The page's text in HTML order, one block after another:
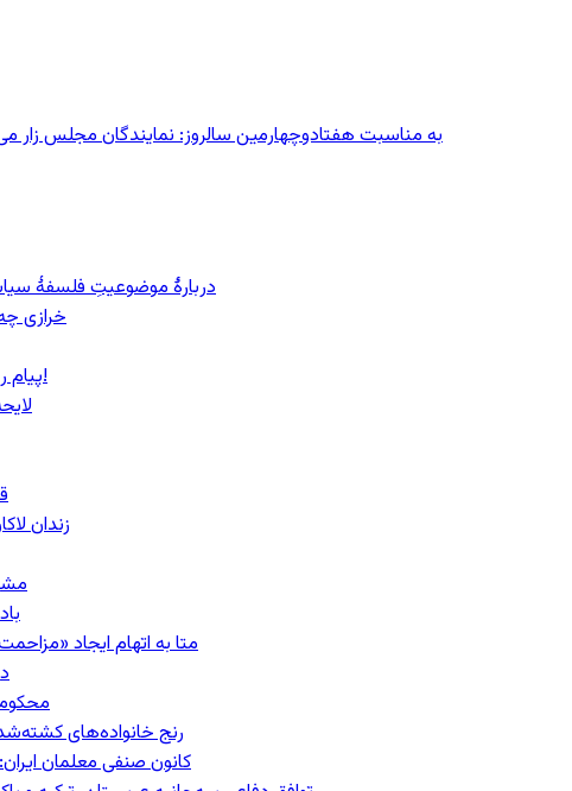
به مناسبت هفتادوچهارمین سالروز: نمایندگان مجلس زار می‌زدند/ تهران در آتش؛ ۳۰ تیر
دربارهٔ موضوعیتِ فلسفهٔ
خرازی
پیام روشن پزشکیان در گفت‌و‌گوی تصویری با مرد نامرئی: من هستم!
زندان
مشهد؛ ۲۰ برابر شدن
متا به اتهام ایجاد «مزاحمت عمومی»
محکومیت
رنج خانواده‌های
کانون صنفی معلمان